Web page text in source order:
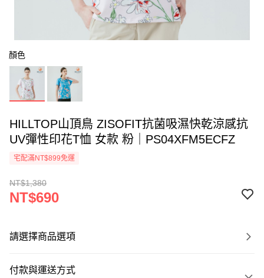
顏色
HILLTOP山頂鳥 ZISOFIT抗菌吸濕快乾涼感抗
UV彈性印花T恤 女款 粉｜PS04XFM5ECFZ
宅配滿NT$899免運
NT$1,380
NT$690
請選擇商品選項
付款與運送方式